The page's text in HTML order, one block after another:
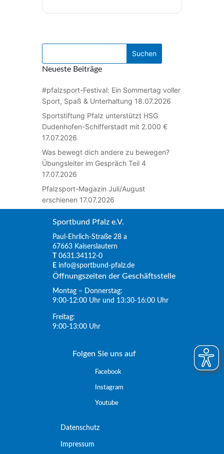
Neueste Beiträge
#pfalzsport-Festival: Ein Sommertag voller
Sport, Spaß & Unterhaltung 18.07.2026
Sportstiftung Pfalz unterstützt HSG
Dudenhofen-Schifferstadt mit 2.000 €
17.07.2026
Was bewegt dich andere zu bewegen?
Übungsleiter im Gespräch Teil 4
17.07.2026
Pfalzsport-Magazin Juli/August
erschienen 17.07.2026
Sportbund Pfalz e.V.
Paul-Ehrlich-Straße 28 a
67663 Kaiserslautern
T0631.34112-0
E info@sportbund-pfalz.de
Öffnungszeiten der Geschäftsstelle
Montag – Donnerstag:
9:00-12:00 Uhr und 13:30-16:00 Uhr
Freitag:
9:00-13:00 Uhr
Folgen Sie uns auf
Facebook
Instagram
Youtube
Datenschutz
Impressum